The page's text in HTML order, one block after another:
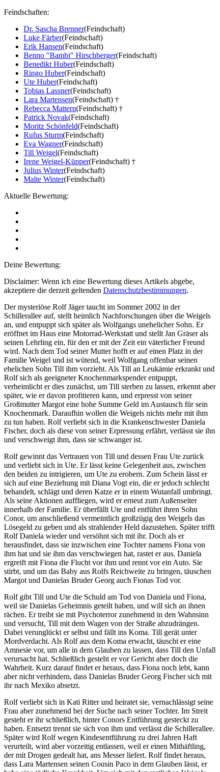
Feindschaften:
Dr. Sascha Brenner(Feindschaft)
Luke Färber(Feindschaft)
Erik Hansen(Feindschaft)
Benno "Bambi" Hirschberger(Feindschaft)
Benedikt Huber(Feindschaft)
Ringo Huber(Feindschaft)
Ute Huber(Feindschaft)
Tobias Lassner(Feindschaft)
Lara Martensen(Feindschaft) †
Rebecca Mattern(Feindschaft) †
Patrick Novak(Feindschaft)
Moritz Schönfeld(Feindschaft)
Rufus Sturm(Feindschaft)
Eva Wagner(Feindschaft)
Till Weigel(Feindschaft)
Irene Weigel-Küpper(Feindschaft) †
Julius Winter(Feindschaft)
Malte Winter(Feindschaft)
Aktuelle Bewertung:
Deine Bewertung:
Disclaimer: Wenn ich eine Bewertung dieses Artikels abgebe,
akzeptiere die derzeit geltenden Datenschutzbestimmungen.
Der mysteriöse Rolf Jäger taucht im Sommer 2002 in der
Schillerallee auf, stellt heimlich Nachforschungen über die Weigels
an, und entpuppt sich später als Wolfgangs unehelicher Sohn. Er
eröffnet im Haus eine Motorrad-Werkstatt und stellt Jan Gräser als
seinen Lehrling ein, für den er mit der Zeit ein väterlicher Freund
wird. Nach dem Tod seiner Mutter hofft er auf einen Platz in der
Familie Weigel und ist wütend, weil Wolfgang offenbar seinen
ehelichen Sohn Till ihm vorzieht. Als Till an Leukämie erkrankt und
Rolf sich als geeigneter Knochenmarkspender entpuppt,
verheimlicht er dies zunächst, um Till sterben zu lassen, erkennt aber
später, wie er davon profitieren kann, und erpresst von seiner
Großmutter Margot eine hohe Summe Geld im Austausch für sein
Knochenmark. Daraufhin wollen die Weigels nichts mehr mit ihm
zu tun haben. Rolf verliebt sich in die Krankenschwester Daniela
Fischer, doch als diese von seiner Erpressung erfährt, verlässt sie ihn
und verschweigt ihm, dass sie schwanger ist.
Rolf gewinnt das Vertrauen von Till und dessen Frau Ute zurück
und verliebt sich in Ute. Er lässt keine Gelegenheit aus, zwischen
den beiden zu intrigieren, um Ute zu erobern. Zum Schein lässt er
sich auf eine Beziehung mit Diana Vogt ein, die er jedoch schlecht
behandelt, schlägt und deren Katze er in einem Wutanfall umbringt.
Als seine Aktionen auffliegen, wird er erneut zum Außenseiter
innerhalb der Familie. Er überfällt Ute und entführt ihren Sohn
Conor, um anschließend vermeintlich großzügig den Weigels das
Lösegeld zu geben und als strahlender Held dazustehen. Später trifft
Rolf Daniela wieder und versöhnt sich mit ihr. Doch als er
herausfindet, dass sie inzwischen eine Tochter namens Fiona von
ihm hat und sie ihm das verschwiegen hat, rastet er aus. Daniela
ergreift mit Fiona die Flucht vor ihm und rennt vor ein Auto. Sie
stirbt, und um das Baby aus Rolfs Reichweite zu bringen, täuschen
Margot und Danielas Bruder Georg auch Fionas Tod vor.
Rolf gibt Till und Ute die Schuld am Tod von Daniela und Fiona,
weil sie Danielas Geheimnis geteilt haben, und will sich an ihnen
rächen. Er treibt sie mit Psychoterror zunehmend in den Wahnsinn
und versucht, Till mit dem Wagen von der Straße abzudrängen.
Dabei verunglückt er selbst und fällt ins Koma. Till gerät unter
Mordverdacht. Als Rolf aus dem Koma erwacht, täuscht er eine
Amnesie vor, um alle in dem Glauben zu lassen, dass Till den Unfall
verursacht hat. Schließlich gesteht er vor Gericht aber doch die
Wahrheit. Kurz darauf findet er heraus, dass Fiona noch lebt, kann
aber nicht verhindern, dass Danielas Bruder Georg Fischer sich mit
ihr nach Mexiko absetzt.
Rolf verliebt sich in Kati Ritter und heiratet sie, vernachlässigt seine
Frau aber zunehmend bei der Suche nach seiner Tochter. Im Streit
gesteht er ihr schließlich, hinter Conors Entführung gesteckt zu
haben. Entsetzt trennt sie sich von ihm und verlässt die Schillerallee.
Später wird Rolf wegen Kindesentführung zu drei Jahren Haft
verurteilt, wird aber vorzeitig entlassen, weil er einen Mithäftling,
der mit Drogen gedealt hat, ans Messer liefert. Rolf findet heraus,
dass Lara Martensen seinen Cousin Paco in dem Glauben lässt, er